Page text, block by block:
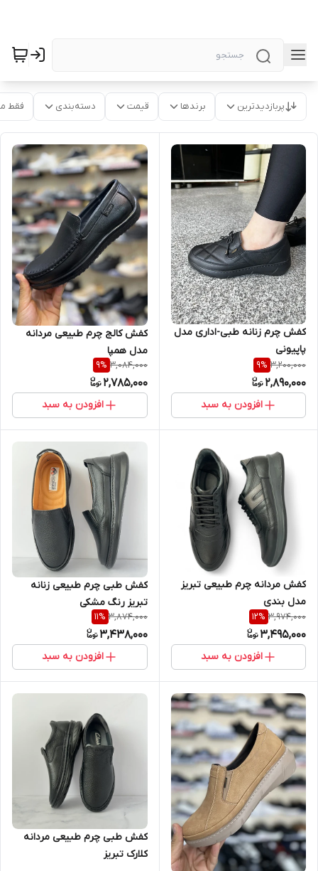
پربازدیدترین برندها قیمت دسته‌بندی فقط
کفش چرم زنانه طبی-اداری مدل
پاپیونی
3,200,000
9%
2,890,000
افزودن به سبد
کفش کالج چرم طبیعی مردانه
مدل همپا
3,084,000
9%
2,785,000
افزودن به سبد
کفش مردانه چرم طبیعی تبریز
مدل بندی
3,974,000
12%
3,495,000
افزودن به سبد
کفش طبی چرم طبیعی زنانه
تبریز رنگ مشکی
3,874,000
11%
3,438,000
افزودن به سبد
کفش طبی چرم طبیعی مردانه
کلارک تبریز